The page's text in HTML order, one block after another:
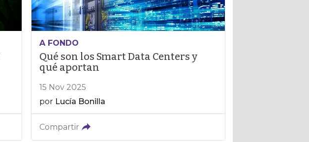
A FONDO
Qué son los Smart Data Centers y
qué aportan
15 Nov 2025
por Lucía Bonilla
Compartir